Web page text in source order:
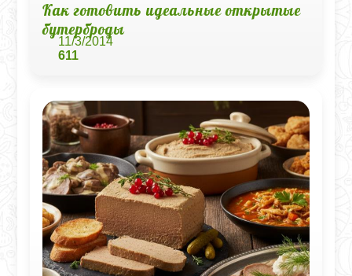
Как готовить идеальные открытые
бутерброды
11/3/2014
611